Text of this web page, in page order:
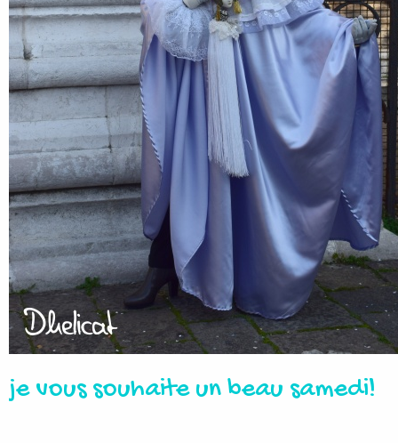
je vous souhaite un beau samedi!